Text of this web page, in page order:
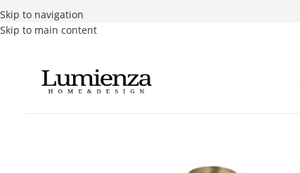
Skip to navigation
Skip to main content